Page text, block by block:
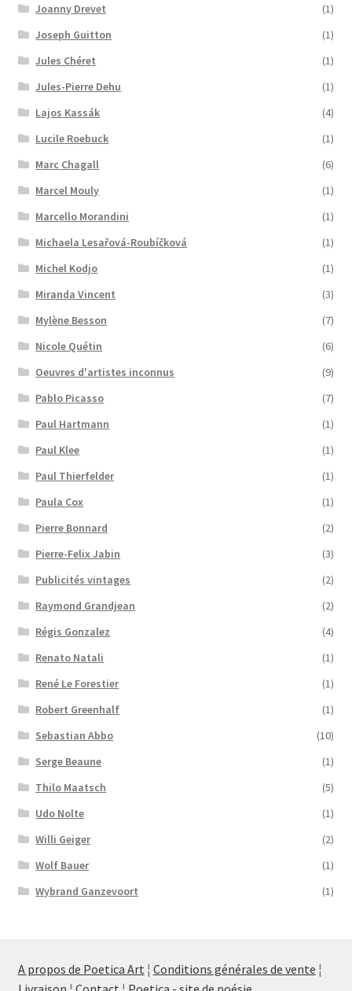
Joanny Drevet
(1)
Joseph Guitton
(1)
Jules Chéret
(1)
Jules-Pierre Dehu
(1)
Lajos Kassák
(4)
Lucile Roebuck
(1)
Marc Chagall
(6)
Marcel Mouly
(1)
Marcello Morandini
(1)
Michaela Lesařová-Roubíčková
(1)
Michel Kodjo
(1)
Miranda Vincent
(3)
Mylène Besson
(7)
Nicole Quétin
(6)
Oeuvres d'artistes inconnus
(9)
Pablo Picasso
(7)
Paul Hartmann
(1)
Paul Klee
(1)
Paul Thierfelder
(1)
Paula Cox
(1)
Pierre Bonnard
(2)
Pierre-Felix Jabin
(3)
Publicités vintages
(2)
Raymond Grandjean
(2)
Régis Gonzalez
(4)
Renato Natali
(1)
René Le Forestier
(1)
Robert Greenhalf
(1)
Sebastian Abbo
(10)
Serge Beaune
(1)
Thilo Maatsch
(5)
Udo Nolte
(1)
Willi Geiger
(2)
Wolf Bauer
(1)
Wybrand Ganzevoort
(1)
A propos de Poetica Art ¦ Conditions générales de vente ¦